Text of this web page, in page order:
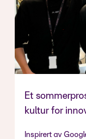
Et
kultur for
Inspirert av